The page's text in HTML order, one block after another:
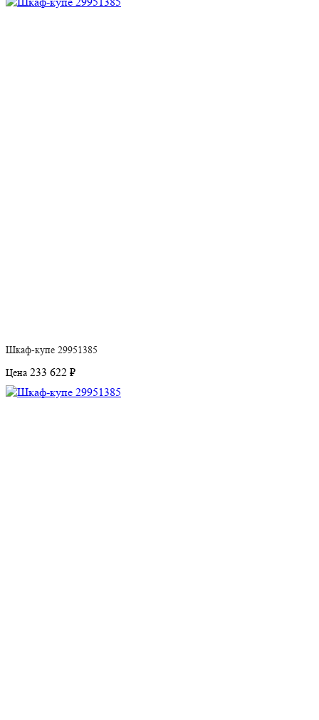
Шкаф-купе 29951385
Цена 233 622 ₽